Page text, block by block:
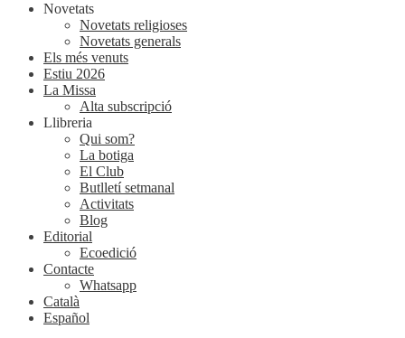
Novetats
Novetats religioses
Novetats generals
Els més venuts
Estiu 2026
La Missa
Alta subscripció
Llibreria
Qui som?
La botiga
El Club
Butlletí setmanal
Activitats
Blog
Editorial
Ecoedició
Contacte
Whatsapp
Català
Español